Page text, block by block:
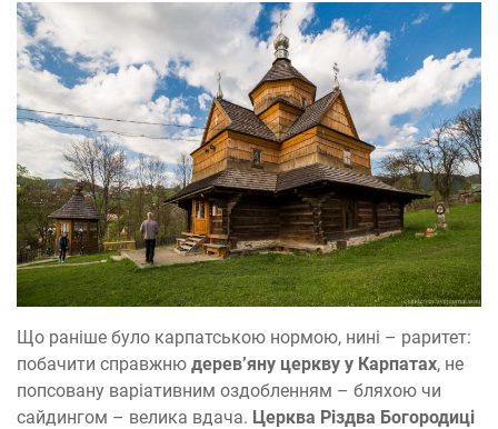
Що раніше було карпатською нормою, нині – раритет:
побачити справжню дерев’яну церкву у Карпатах, не
попсовану варіативним оздобленням – бляхою чи
сайдингом – велика вдача. Церква Різдва Богородиці